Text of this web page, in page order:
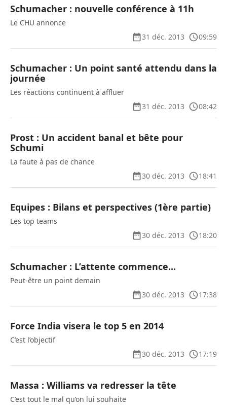
Schumacher : nouvelle conférence à 11h
Le CHU annonce
31 déc. 2013
09:59
Schumacher : Un point santé attendu dans la
journée
Les réactions continuent à affluer
31 déc. 2013
08:42
Prost : Un accident banal et bête pour
Schumi
La faute à pas de chance
30 déc. 2013
18:41
Equipes : Bilans et perspectives (1ère partie)
Les top teams
30 déc. 2013
18:20
Schumacher : L’attente commence...
Peut-être un point demain
30 déc. 2013
17:38
Force India visera le top 5 en 2014
C’est l’objectif
30 déc. 2013
17:19
Massa : Williams va redresser la tête
C’est tout le mal qu’on lui souhaite